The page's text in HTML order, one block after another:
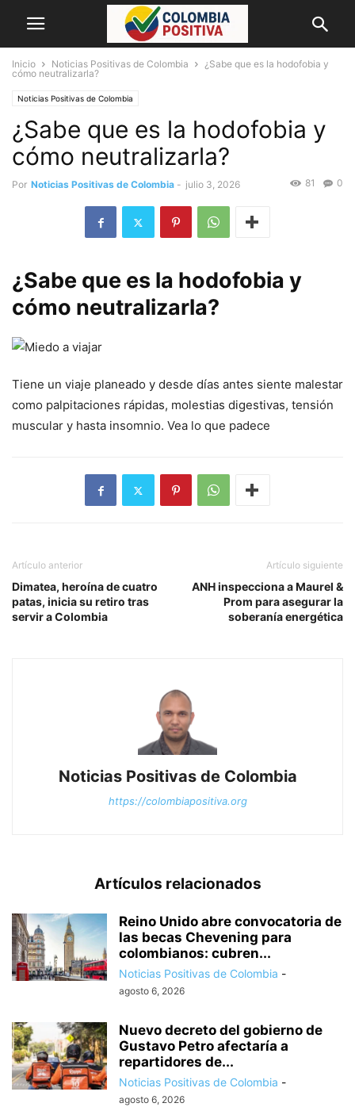
Inicio Noticias Positivas de Colombia
¿Sabe que es la hodofobia y
cómo neutralizarla?
Noticias Positivas de Colombia
¿Sabe que es la hodofobia y
cómo neutralizarla?
Por Noticias Positivas de Colombia - julio 3, 2026 0
81
¿Sabe que es la hodofobia y
cómo neutralizarla?
Tiene un viaje planeado y desde días antes siente malestar
como palpitaciones rápidas, molestias digestivas, tensión
muscular y hasta insomnio. Vea lo que padece
Artículo anterior
Dimatea, heroína de cuatro
patas, inicia su retiro tras
servir a Colombia
Artículo siguiente
ANH inspecciona a Maurel &
Prom para asegurar la
soberanía energética
Noticias Positivas de Colombia
https://colombiapositiva.org
Artículos relacionados
Reino Unido abre convocatoria de
las becas Chevening para
colombianos: cubren...
Noticias Positivas de Colombia -
agosto 6, 2026
Nuevo decreto del gobierno de
Gustavo Petro afectaría a
repartidores de...
Noticias Positivas de Colombia -
agosto 6, 2026